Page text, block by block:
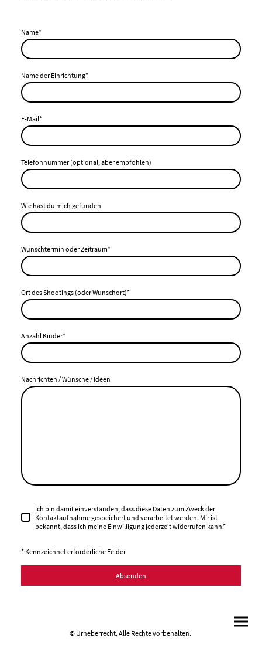
Name*
Name der Einrichtung*
E-Mail*
Telefonnummer (optional, aber empfohlen)
Wie hast du mich gefunden
Wunschtermin oder Zeitraum*
Ort des Shootings (oder Wunschort)*
Anzahl Kinder*
Nachrichten / Wünsche / Ideen
Ich bin damit einverstanden, dass diese Daten zum Zweck der
Kontaktaufnahme gespeichert und verarbeitet werden. Mir ist
bekannt, dass ich meine Einwilligung jederzeit widerrufen kann.*
* Kennzeichnet erforderliche Felder
Absenden
© Urheberrecht. Alle Rechte vorbehalten.